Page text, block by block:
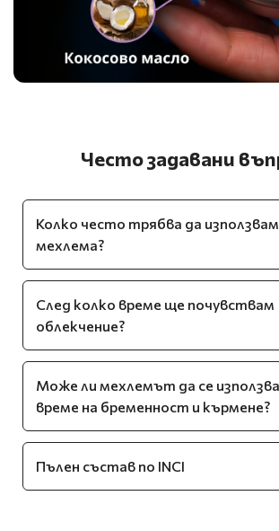
Често задавани
Колко често трябва да използвам
мехлема?
След колко време ще почувствам
облекчение?
Може ли мехлемът да се
време на бременност и кърмене?
Пълен състав по INCI